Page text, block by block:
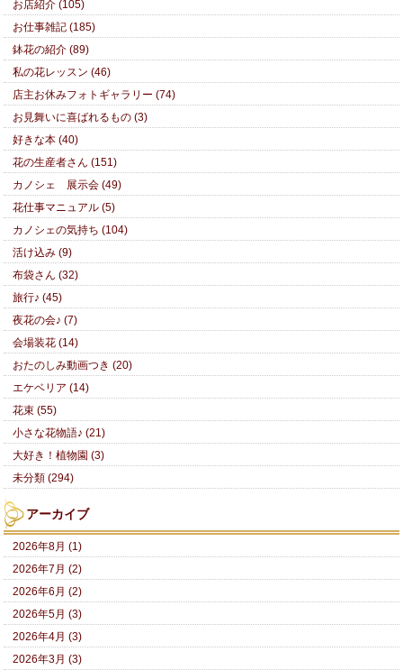
お店紹介 (105)
お仕事雑記 (185)
鉢花の紹介 (89)
私の花レッスン (46)
店主お休みフォトギャラリー (74)
お見舞いに喜ばれるもの (3)
好きな本 (40)
花の生産者さん (151)
カノシェ 展示会 (49)
花仕事マニュアル (5)
カノシェの気持ち (104)
活け込み (9)
布袋さん (32)
旅行♪ (45)
夜花の会♪ (7)
会場装花 (14)
おたのしみ動画つき (20)
エケベリア (14)
花束 (55)
小さな花物語♪ (21)
大好き！植物園 (3)
未分類 (294)
アーカイブ
2026年8月 (1)
2026年7月 (2)
2026年6月 (2)
2026年5月 (3)
2026年4月 (3)
2026年3月 (3)